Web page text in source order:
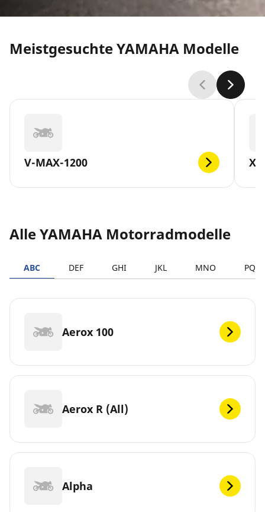
Meistgesuchte YAMAHA Modelle
V-MAX-1200
Alle YAMAHA Motorradmodelle
ABC DEF GHI JKL MNO PQRS
Aerox 100
Aerox R (All)
Alpha